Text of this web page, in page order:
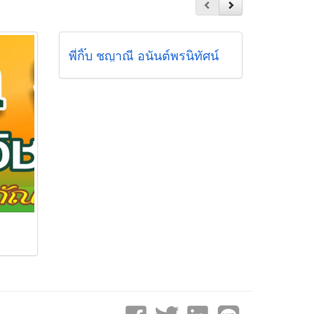
พี่กิ๊บ ชญาณี อนันต์พรนิทัศน์